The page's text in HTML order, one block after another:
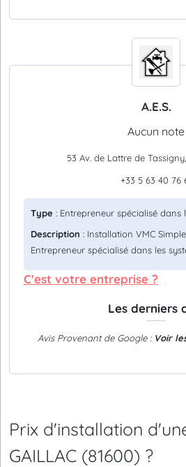
A.E.S.
Aucun note
53 Av. de Lattre de
+33 5 63 40 76
Type : Entrepreneur spécialisé dans
Description : Installation VMC
Entrepreneur spécialisé dans les
C'est votre entreprise ?
Les derniers
Avis Provenant de Google : Voir
Prix d'installation
GAILLAC (81600) ?